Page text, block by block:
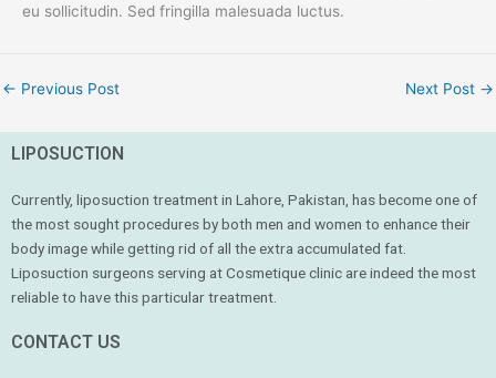
eu sollicitudin. Sed fringilla malesuada luctus.
← Previous Post Next Post →
LIPOSUCTION
Currently, liposuction treatment in Lahore, Pakistan, has become one of
the most sought procedures by both men and women to enhance their
body image while getting rid of all the extra accumulated fat.
Liposuction surgeons serving at Cosmetique clinic are indeed the most
reliable to have this particular treatment.
CONTACT US